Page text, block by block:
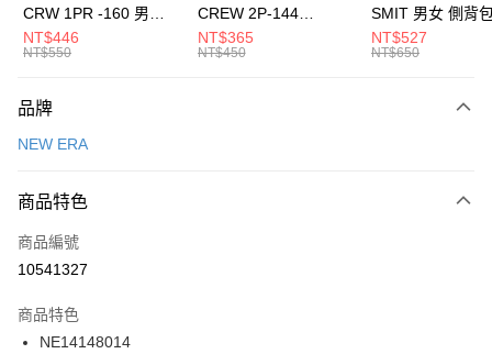
元大商業銀行
台灣樂天信用卡公司
全盈+PAY
AFTEE先享後付
【關於「AFTEE先享後付」】
便利好安心！
３．安心：先確認商品／服務後，再付款。
【「AFTEE先享後付」結帳流程】
１．於結帳方式選擇「AFTEE先享後付」後，將跳轉至「AFTEE先享後付」
２．訂單成立數日內，您將收到繳費通知簡訊。
３．收到繳費通知簡訊後14天內，點擊此簡訊中的連結，可透過四大超商／
ATM／網路銀行／等多元方式進行付款，方視為交易完成。
運送方式
每筆NT$100，滿NT$1,500(含以上)免運費
宅配
每筆NT$100，滿NT$1,500(含以上)免運費
付款後門市自取
每筆NT$100，滿NT$1,500(含以上)免運費
CRW 1PR -160 男女
中統襪 FZ3393100
NT$446
NT$550
CREW 2P-144
EMBRDY 男女 短統襪
FZ3073133
NT$365
NT$450
SMIT 男女 側背
BA5871010
NT$527
NT$650
品牌
NEW ERA
商品特色
商品編號
10541327
商品特色
NE14148014